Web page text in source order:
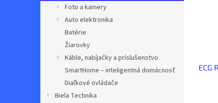
Foto a kamery
Auto elektronika
Batérie
Žiarovky
Káble, nabíjačky a príslušenstvo
SmartHome – inteligentná domácnosť
Diaľkové ovládače
Biela Technika
ECG